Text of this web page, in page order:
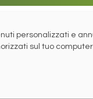
personalizzati e
sul tuo